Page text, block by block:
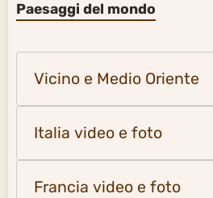
Paesaggi del mondo
Vicino e Medio Oriente
Italia video e foto
Francia video e foto